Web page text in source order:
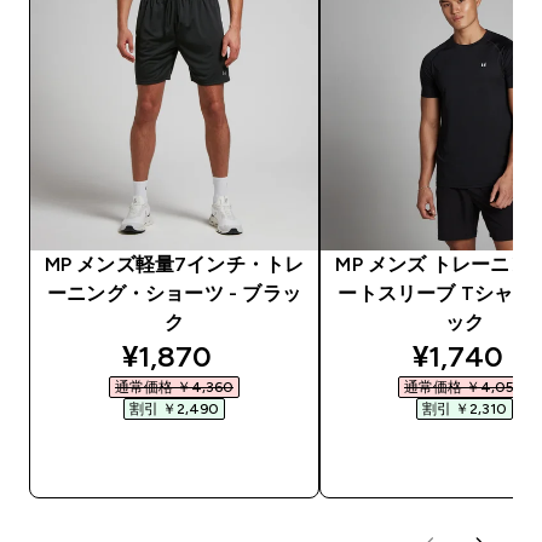
MP メンズ軽量7インチ・トレ
ーニング・ショーツ - ブラッ
ク
discounted price
¥1,870‎
通常価格 ￥4,360‎
割引 ￥2,490‎
MP メンズ トレーニン
ートスリーブ Tシャツ
ック
¥1,740‎
通常価格 ￥4,050‎
割引 ￥2,310‎